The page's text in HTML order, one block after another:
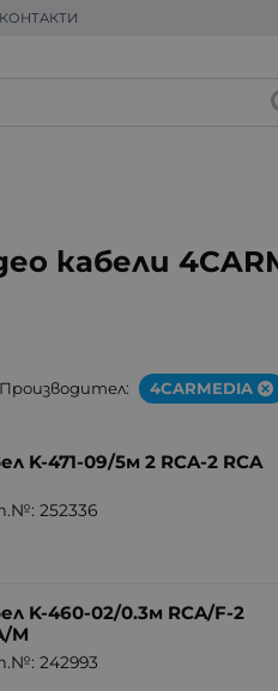
КОНТАКТИ
кабели
Производител: 4CARMEDIA
K-471-09/5м 2 RCA-2 RCA
252336
K-460-02/0.3м RCA/F-2
M
242993